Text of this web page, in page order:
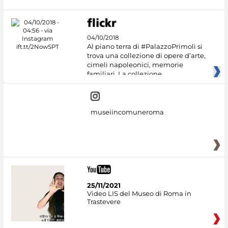
04/10/2018
Al piano terra di #PalazzoPrimoli si
trova una collezione di opere d’arte,
cimeli napoleonici, memorie
familiari. La collezione
museiincomuneroma
25/11/2021
Video LIS del Museo di Roma in
Trastevere